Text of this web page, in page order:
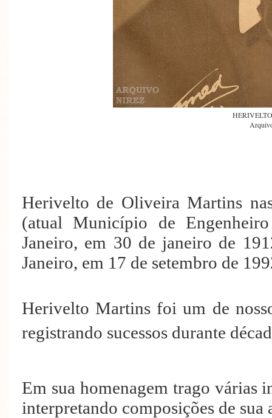
Herivelto de Oliveira Martins
(atual Município de
Janeiro, em 30 de janeiro de
Janeiro, em 17 de setembro de
Herivelto Martins foi um de
registrando sucessos durante
Em sua homenagem trago várias
interpretando composições de sua